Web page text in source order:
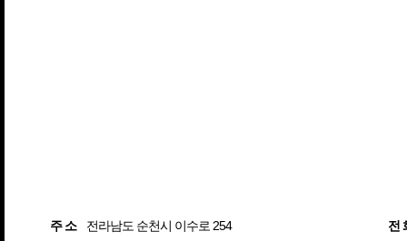
주 소
전라남도 순천시 이수로 254
전